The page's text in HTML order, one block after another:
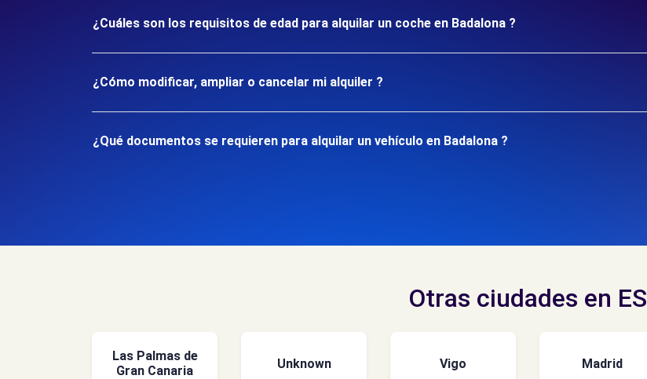
¿Cuáles son los requisitos de edad para alquilar un coche en Badalona ?
¿Cómo modificar, ampliar o cancelar mi alquiler ?
¿Qué documentos se requieren para alquilar un vehículo en Badalona ?
Otras ciudades en ES
Las Palmas de
Gran Canaria
Unknown Vigo Madrid